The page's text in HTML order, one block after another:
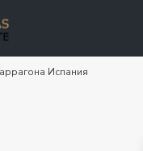
Испания